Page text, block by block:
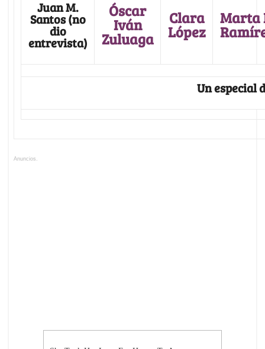
Juan M.
Santos (no
dio
entrevista)
Óscar
Iván
Zuluaga
Clara
López
Marta
Un especial
Anuncios.